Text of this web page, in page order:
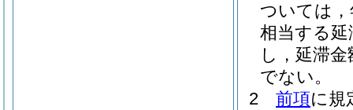
ついては
相当する
し，延滞
でない。
2
前項に規